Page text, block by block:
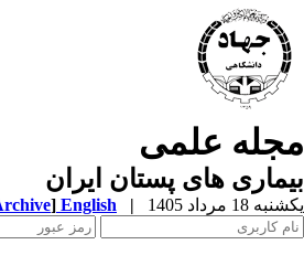
علمی
های پستان ایران
18 مرداد 1405 |
English
[Archive]